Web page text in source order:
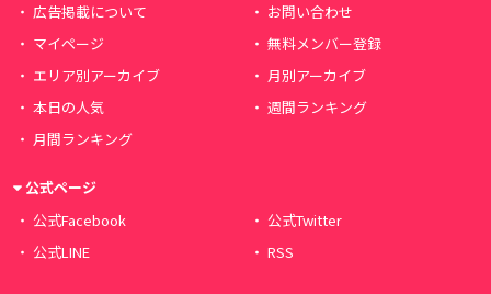
広告掲載について
お問い合わせ
マイページ
無料メンバー登録
エリア別アーカイブ
月別アーカイブ
本日の人気
週間ランキング
月間ランキング
公式ページ
公式Facebook
公式Twitter
公式LINE
RSS